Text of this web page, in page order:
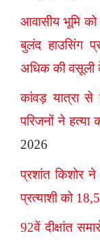
आवासीय भूमि को
बुलंद हाउसिंग
अधिक की
कांवड़ यात्रा
परिजनों ने हत्या
2026
प्रशांत किशोर ने
प्रत्याशी को
92वें दीक्षांत